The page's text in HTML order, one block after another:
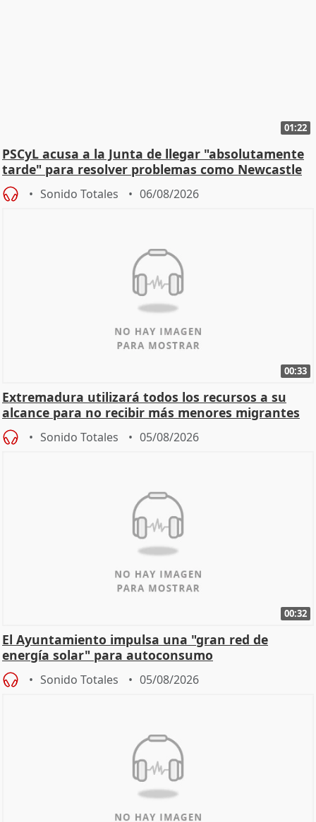
01:22
PSCyL acusa a la Junta de llegar "absolutamente
tarde" para resolver problemas como Newcastle
Sonido Totales 06/08/2026
00:33
Extremadura utilizará todos los recursos a su
alcance para no recibir más menores migrantes
Sonido Totales 05/08/2026
00:32
El Ayuntamiento impulsa una "gran red de
energía solar" para autoconsumo
Sonido Totales 05/08/2026